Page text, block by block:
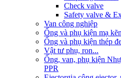
Check valve
Safety valve &
Van công nghiệp
Ống và phụ kiện mạ
Ống và phụ kiện thép
Vật tư phụ, ron...
Ống, van, phụ kiện
PPR